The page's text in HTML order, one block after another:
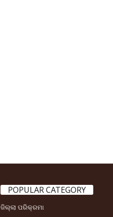
POPULAR CATEGORY
ଜିଲ୍ଲା ପରିକ୍ରମା